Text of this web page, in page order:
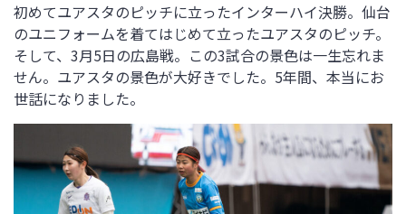
初めてユアスタのピッチに立ったインターハイ決勝。仙台
のユニフォームを着てはじめて立ったユアスタのピッチ。
そして、3月5日の広島戦。この3試合の景色は一生忘れま
せん。ユアスタの景色が大好きでした。5年間、本当にお
世話になりました。